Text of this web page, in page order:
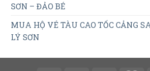
SƠN – ĐẢO BÉ
MUA HỘ VÉ TÀU CAO TỐC CẢNG
LÝ SƠN